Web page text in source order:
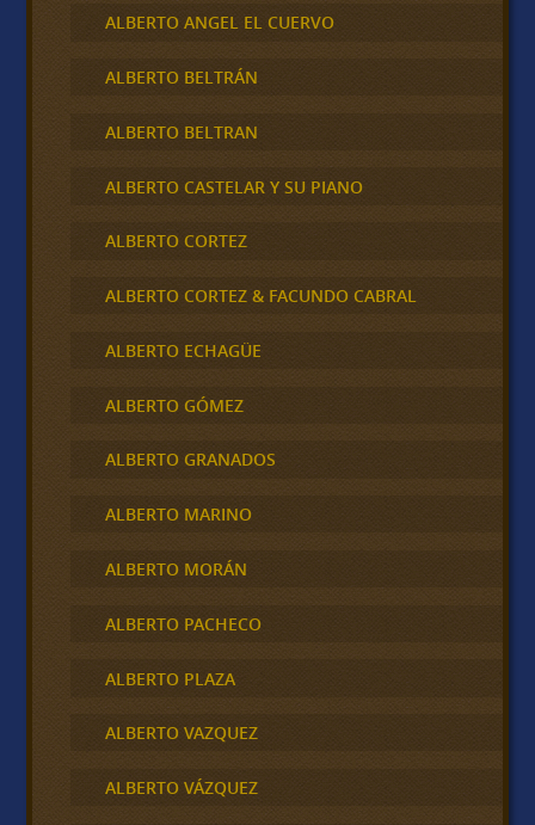
ALBERTO ANGEL EL CUERVO
ALBERTO BELTRÁN
ALBERTO BELTRAN
ALBERTO CASTELAR Y SU PIANO
ALBERTO CORTEZ
ALBERTO CORTEZ & FACUNDO CABRAL
ALBERTO ECHAGÜE
ALBERTO GÓMEZ
ALBERTO GRANADOS
ALBERTO MARINO
ALBERTO MORÁN
ALBERTO PACHECO
ALBERTO PLAZA
ALBERTO VAZQUEZ
ALBERTO VÁZQUEZ